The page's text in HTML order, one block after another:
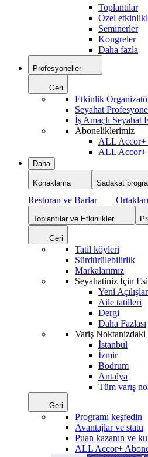
Toplantılar
Özel
Seminerler
Kongreler
Daha fazla
Profesyoneller
Geri
Etkinlik
Seyahat
İş Amaçlı Seyahat
Aboneliklerimiz
ALL Accor+
ALL Accor+
Daha
Konaklama Sadakat
Restoran ve Barlar
Toplantılar ve Etkinlikler
Geri
Tatil köyleri
Sürdürülebilirlik
Markalarımız
Seyahatiniz İçin
Yeni Açılışlar
Aile tatilleri
Dergi
Daha Fazlası
Variş Noktanizdaki
İstanbul
İzmir
Bodrum
Antalya
Tüm varış
Geri
Programı keşfedin
Avantajlar ve statü
Puan kazanın ve
ALL Accor+